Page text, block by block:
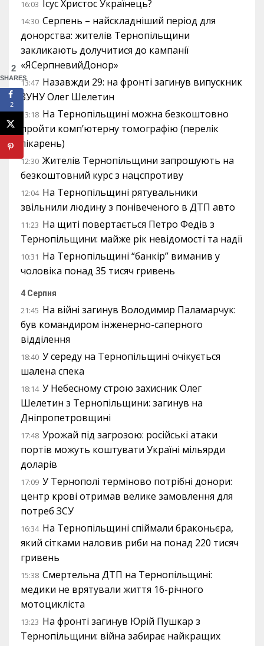
16:03 Ісус Христос Українець?
14:30 Серпень – найскладніший період для
донорства: жителів Тернопільщини
закликають долучитися до кампанії
«ЯСерпневийДонор»
13:47 Назавжди 29: на фронті загинув випускник
ЗУНУ Олег Шелетин
13:18 На Тернопільщині можна безкоштовно
пройти комп’ютерну томографію (перелік
лікарень)
12:30 Жителів Тернопільщини запрошують на
безкоштовний курс з нацспротиву
12:04 На Тернопільщині рятувальники
звільнили людину з понівеченого в ДТП авто
11:23 На щиті повертається Петро Федів з
Тернопільщини: майже рік невідомості та надії
10:31 На Тернопільщині “банкір” виманив у
чоловіка понад 35 тисяч гривень
4 Серпня
21:45 На війні загинув Володимир Паламарчук:
був командиром інженерно-саперного
відділення
18:40 У середу на Тернопільщині очікується
шалена спека
18:14 У Небесному строю захисник Олег
Шелетин з Тернопільщини: загинув на
Дніпропетровщині
17:48 Урожай під загрозою: російські атаки
портів можуть коштувати Україні мільярди
доларів
17:09 У Тернополі терміново потрібні донори:
центр крові отримав велике замовлення для
потреб ЗСУ
16:34 На Тернопільщині спіймали браконьєра,
який сітками наловив риби на понад 220 тисяч
гривень
15:38 Смертельна ДТП на Тернопільщині:
медики не врятували життя 16-річного
мотоцикліста
13:23 На фронті загинув Юрій Пушкар з
Тернопільщини: війна забирає найкращих
2
SHARES
2